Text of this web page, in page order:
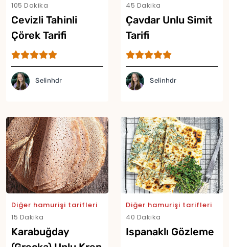
105 Dakika
Cevizli Tahinli
Çörek Tarifi
Selinhdr
45 Dakika
Çavdar Unlu Simit
Tarifi
Selinhdr
Diğer hamurişi tarifleri
15 Dakika
Karabuğday
Diğer hamurişi tarifleri
40 Dakika
Ispanaklı Gözleme